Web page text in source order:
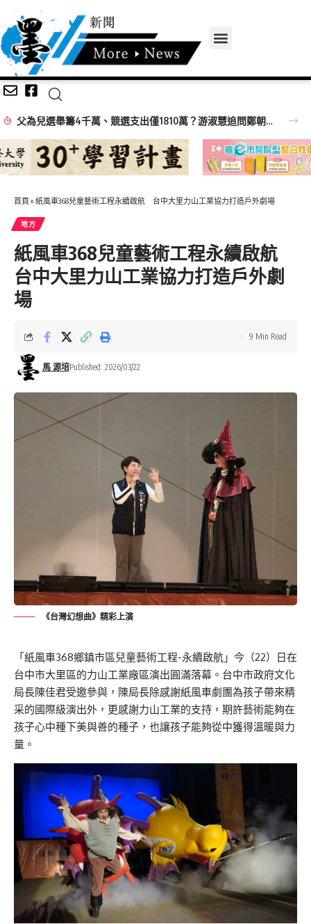
父為兒選舉籌4千萬、競選支出僅1810萬？游淑慧追問鄭朝方：2190萬差額去哪了
首頁 » 紙風車368兒童藝術工程永續啟航 台中大里力山工業協力打造戶外劇場
地方
紙風車368兒童藝術工程永續啟航
台中大里力山工業協力打造戶外劇
場
馬 源培Published: 2026/03/22
9 Min Read
《台灣幻想曲》精彩上演
「紙風車368鄉鎮市區兒童藝術工程-永續啟航」今（22）日在
台中市大里區的力山工業廠區演出圓滿落幕。台中市政府文化
局長陳佳君受邀參與，陳局長除感謝紙風車劇團為孩子帶來精
采的國際級演出外，更感謝力山工業的支持，期許藝術能夠在
孩子心中種下美與善的種子，也讓孩子能夠從中獲得溫暖與力
量。